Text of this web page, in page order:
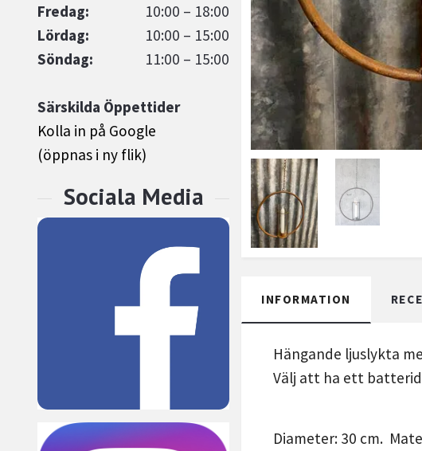
Fredag:
10:00 – 18:00
Lördag:
10:00 – 15:00
Söndag:
11:00 – 15:00
Särskilda Öppettider
Kolla in på Google
(öppnas i ny flik)
INFORMATION
Hängande ljuslykta
Välj att ha ett
Diameter: 30 cm.